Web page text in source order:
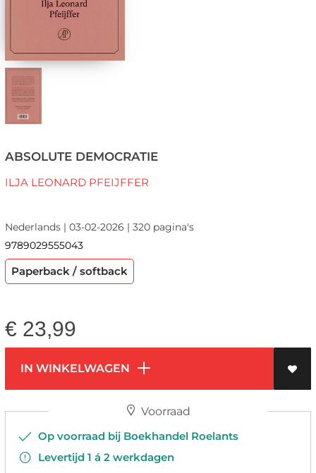
ABSOLUTE DEMOCRATIE
ILJA LEONARD PFEIJFFER
Nederlands | 03-02-2026 | 320 pagina's
9789029555043
Paperback / softback
€ 23,99
IN WINKELWAGEN
Voorraad
Op voorraad bij Boekhandel Roelants
Levertijd 1 á 2 werkdagen